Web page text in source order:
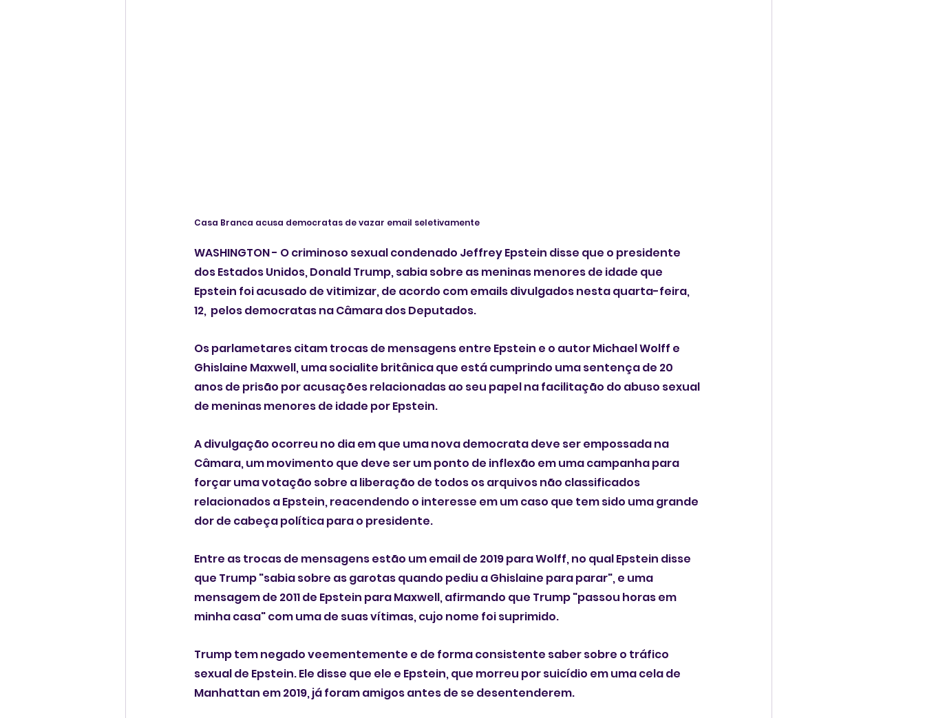
Casa Branca acusa democratas de vazar email seletivamente
WASHINGTON - O criminoso sexual condenado Jeffrey Epstein disse que o presidente
dos Estados Unidos, Donald Trump, sabia sobre as meninas menores de idade que
Epstein foi acusado de vitimizar, de acordo com emails divulgados nesta quarta-feira,
12,  pelos democratas na Câmara dos Deputados.
Os parlametares citam trocas de mensagens entre Epstein e o autor Michael Wolff e
Ghislaine Maxwell, uma socialite britânica que está cumprindo uma sentença de 20
anos de prisão por acusações relacionadas ao seu papel na facilitação do abuso sexual
de meninas menores de idade por Epstein.
A divulgação ocorreu no dia em que uma nova democrata deve ser empossada na
Câmara, um movimento que deve ser um ponto de inflexão em uma campanha para
forçar uma votação sobre a liberação de todos os arquivos não classificados
relacionados a Epstein, reacendendo o interesse em um caso que tem sido uma grande
dor de cabeça política para o presidente.
Entre as trocas de mensagens estão um email de 2019 para Wolff, no qual Epstein disse
que Trump "sabia sobre as garotas quando pediu a Ghislaine para parar", e uma
mensagem de 2011 de Epstein para Maxwell, afirmando que Trump "passou horas em
minha casa" com uma de suas vítimas, cujo nome foi suprimido.
Trump tem negado veementemente e de forma consistente saber sobre o tráfico
sexual de Epstein. Ele disse que ele e Epstein, que morreu por suicídio em uma cela de
Manhattan em 2019, já foram amigos antes de se desentenderem.